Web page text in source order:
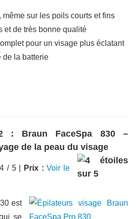
même sur les poils courts et fins
et de très bonne qualité
pour un visage plus éclatant
de la batterie
: Braun FaceSpa 830 –
de la peau du visage
4 / 5 | Prix : Voir le
est
se